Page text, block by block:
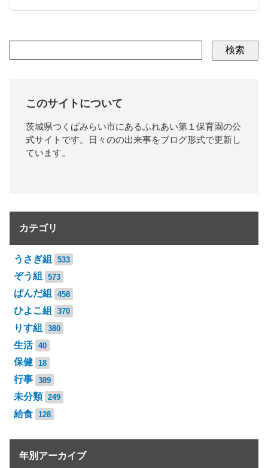
検索
このサイトについて
茨城県つくばみらい市にあるふれあい第１保育園の公
式サイトです。日々のの出来事をブログ形式で更新し
ています。
カテゴリ
うさぎ組 533
ぞう組 573
ぱんだ組 458
ひよこ組 370
りす組 380
生活 40
保健 18
行事 389
未分類 249
給食 128
年別アーカイブ